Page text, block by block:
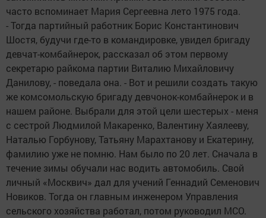
часто вспоминает Мария Сергеевна лето 1975 года.
- Тогда партийный работник Борис Константинович
Шостя, будучи где-то в командировке, увидел бригаду
девчат-комбайнерок, рассказал об этом первому
секретарю райкома партии Виталию Михайловичу
Данилову, - поведала она. - Вот и решили создать такую
же комсомольскую бригаду девчонок-комбайнерок и в
нашем районе. Выбрали для этой цели шестерых - меня
с сестрой Людмилой Макаренко, Валентину Хаялееву,
Наталью Горбунову, Татьяну Марахтанову и Екатерину,
фамилию уже не помню. Нам было по 20 лет. Сначала в
течение зимы обучали нас водить автомобиль. Свой
личный «Москвич» дал для учений Геннадий Семенович
Новиков. Тогда он главным инженером Управления
сельского хозяйства работал, потом руководил МСО.